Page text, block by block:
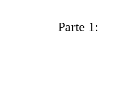
Parte 1: